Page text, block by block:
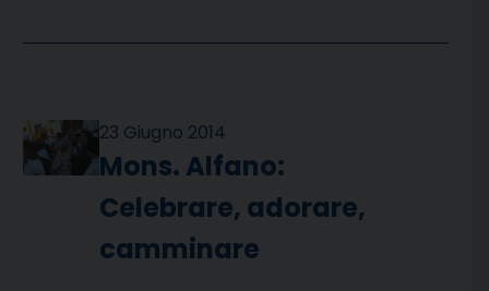
23 Giugno 2014
Mons. Alfano:
Celebrare, adorare,
camminare